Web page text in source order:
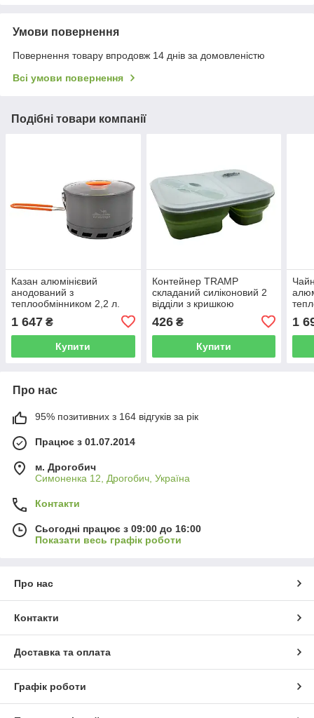
Умови повернення
Повернення товару впродовж 14 днів за домовленістю
Всі умови повернення
Подібні товари компанії
Казан алюмінієвий
анодований з
теплообмінником 2,2 л.
1 647 ₴
Купити
Контейнер TRAMP
складаний силіконовий 2
відділи з кришкою
ложкою-виделкою) ,
Оливковий
426₴
Купити
1
Про нас
95% позитивних з 164 відгуків за рік
Працює з 01.07.2014
м. Дрогобич
Симоненка 12, Дрогобич, Україна
Контакти
Сьогодні працює з 09:00 до 16:00
Показати весь графік роботи
Про нас
Контакти
Доставка та оплата
Графік роботи